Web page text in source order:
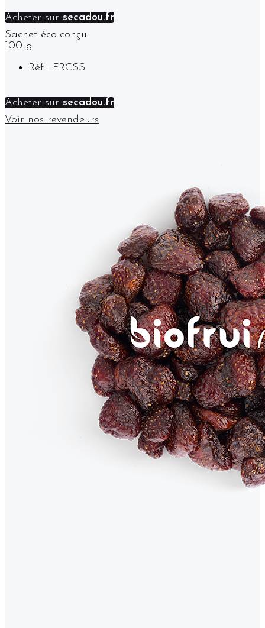
Acheter sur secadou.fr
Sachet éco-conçu
100 g
Réf : FRCSS
Acheter sur secadou.fr
Voir nos revendeurs